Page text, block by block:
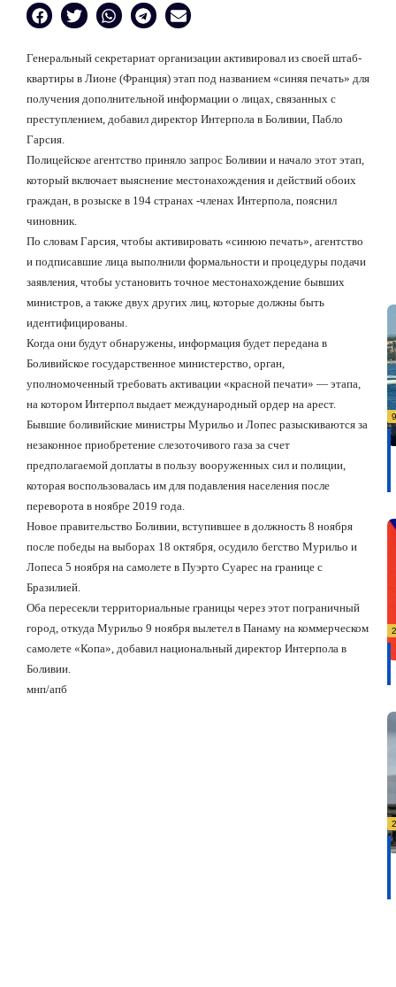
Генеральный секретариат организации активировал из своей штаб-
квартиры в Лионе (Франция) этап под названием «синяя печать» для
получения дополнительной информации о лицах, связанных с
преступлением, добавил директор Интерпола в Боливии, Пабло
Гарсия.
Полицейское агентство приняло запрос Боливии и начало этот этап,
который включает выяснение местонахождения и действий обоих
граждан, в розыске в 194 странах -членах Интерпола, пояснил
чиновник.
По словам Гарсия, чтобы активировать «синюю печать», агентство
и подписавшие лица выполнили формальности и процедуры подачи
заявления, чтобы установить точное местонахождение бывших
министров, а также двух других лиц, которые должны быть
идентифицированы.
Когда они будут обнаружены, информация будет передана в
Боливийское государственное министерство, орган,
уполномоченный требовать активации «красной печати» — этапа,
на котором Интерпол выдает международный ордер на арест.
Бывшие боливийские министры Мурильо и Лопес разыскиваются за
незаконное приобретение слезоточивого газа за счет
предполагаемой доплаты в пользу вооруженных сил и полиции,
которая воспользовалась им для подавления населения после
переворота в ноябре 2019 года.
Новое правительство Боливии, вступившее в должность 8 ноября
после победы на выборах 18 октября, осудило бегство Мурильо и
Лопеса 5 ноября на самолете в Пуэрто Суарес на границе с
Бразилией.
Оба пересекли территориальные границы через этот пограничный
город, откуда Мурильо 9 ноября вылетел в Панаму на коммерческом
самолете «Копа», добавил национальный директор Интерпола в
Боливии.
мнп/апб